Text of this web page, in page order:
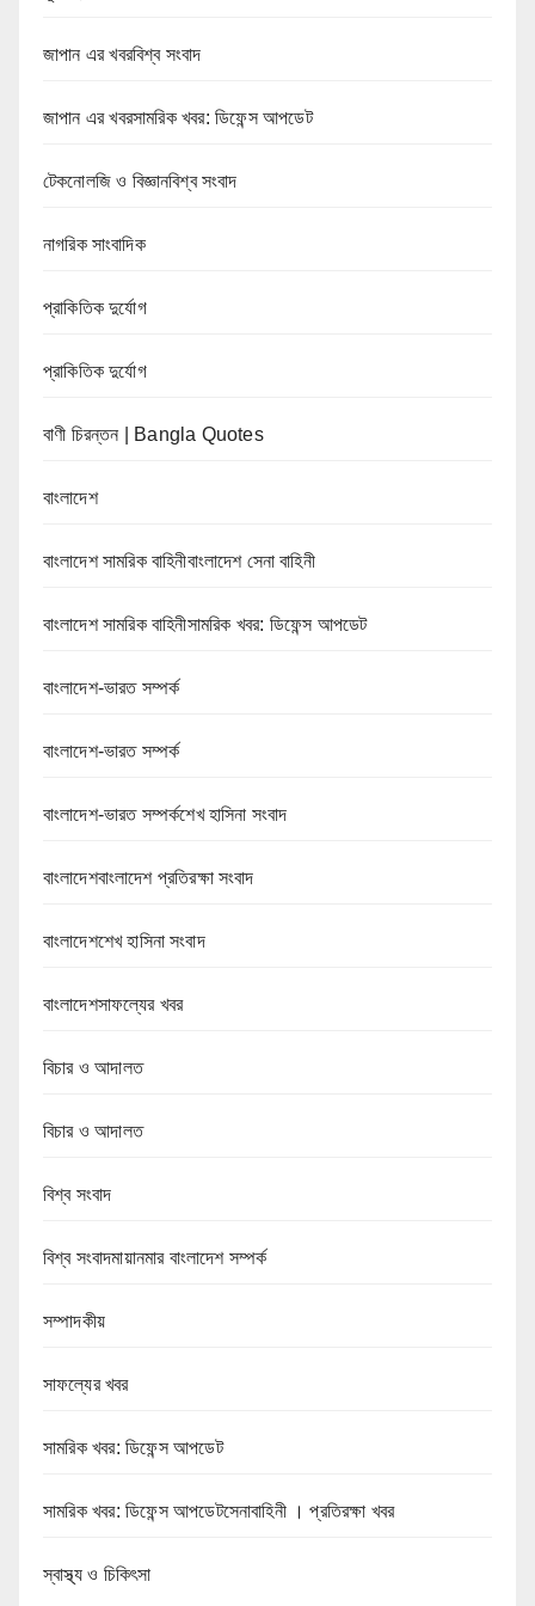
জাপান এর খবরবিশ্ব সংবাদ
জাপান এর খবরসামরিক খবর: ডিফেন্স আপডেট
টেকনোলজি ও বিজ্ঞানবিশ্ব সংবাদ
নাগরিক সাংবাদিক
প্রাকিতিক দুর্যোগ
প্রাকিতিক দুর্যোগ
বাণী চিরন্তন | Bangla Quotes
বাংলাদেশ
বাংলাদেশ সামরিক বাহিনীবাংলাদেশ সেনা বাহিনী
বাংলাদেশ সামরিক বাহিনীসামরিক খবর: ডিফেন্স আপডেট
বাংলাদেশ-ভারত সম্পর্ক
বাংলাদেশ-ভারত সম্পর্ক
বাংলাদেশ-ভারত সম্পর্কশেখ হাসিনা সংবাদ
বাংলাদেশবাংলাদেশ প্রতিরক্ষা সংবাদ
বাংলাদেশশেখ হাসিনা সংবাদ
বাংলাদেশসাফল্যের খবর
বিচার ও আদালত
বিচার ও আদালত
বিশ্ব সংবাদ
বিশ্ব সংবাদমায়ানমার বাংলাদেশ সম্পর্ক
সম্পাদকীয়
সাফল্যের খবর
সামরিক খবর: ডিফেন্স আপডেট
সামরিক খবর: ডিফেন্স আপডেটসেনাবাহিনী । প্রতিরক্ষা খবর
স্বাস্থ্য ও চিকিৎসা